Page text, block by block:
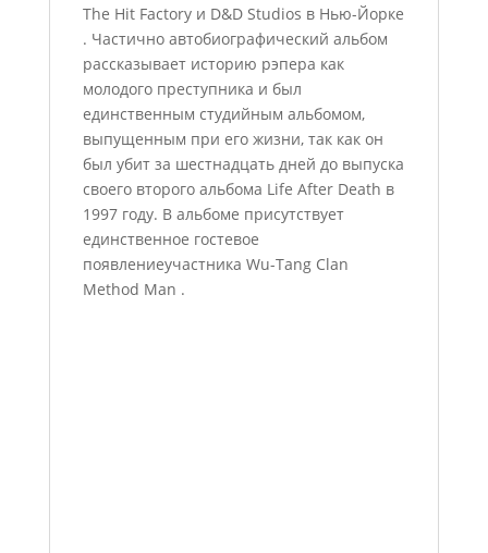
The Hit Factory и D&D Studios в Нью-Йорке
. Частично автобиографический альбом
рассказывает историю рэпера как
молодого преступника и был
единственным студийным альбомом,
выпущенным при его жизни, так как он
был убит за шестнадцать дней до выпуска
своего второго альбома Life After Death в
1997 году. В альбоме присутствует
единственное гостевое
появлениеучастника Wu-Tang Clan
Method Man .